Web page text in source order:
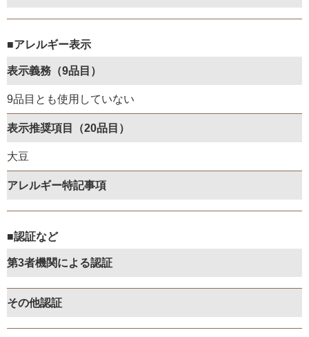
■アレルギー表示
表示義務（9品目）
9品目とも使用していない
表示推奨項目（20品目）
大豆
アレルギー特記事項
■認証など
第3者機関による認証
その他認証